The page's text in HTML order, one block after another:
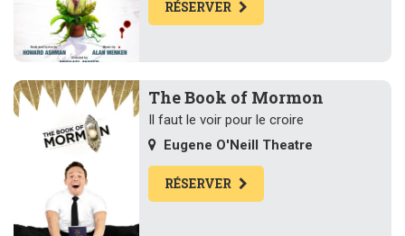
RÉSERVER
The Book of Mormon
Il faut le voir pour le croire
Eugene O'Neill Theatre
RÉSERVER